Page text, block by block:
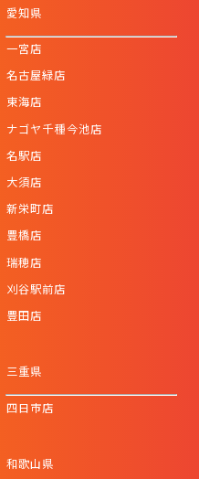
愛知県
一宮店
名古屋緑店
東海店
ナゴヤ千種今池店
名駅店
大須店
新栄町店
豊橋店
瑞穂店
刈谷駅前店
豊田店
三重県
四日市店
和歌山県